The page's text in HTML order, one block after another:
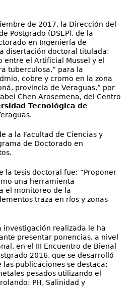
de 2017, la Dirección del
Postgrado (DSEP), de la
en Ingeniería de
disertación doctoral titulada:
entre el Artificial Mussel y el
tuberculosa,” para la
cobre y cromo en la zona
provincia de Veraguas,” por
Chen Arosemena, del Centro
Tecnológica de
a la Facultad de Ciencias y
de Doctorado en
la tesis doctoral fue: “Proponer
una herramienta
el monitoreo de la
traza en ríos y zonas
investigación realizada le ha
presentar ponencias, a nivel
en el III Encuentro de Bienal
2016, que se desarrolló
publicaciones se destaca:
pesados utilizando el
PH, Salinidad y